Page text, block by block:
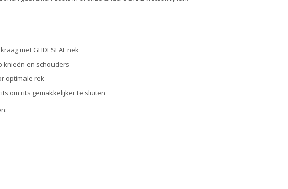
met GLIDESEAL nek
knieën en schouders
optimale rek
om rits gemakkelijker te sluiten